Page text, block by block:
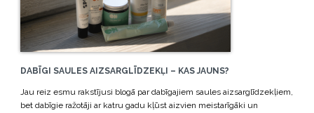
DABĪGI SAULES AIZSARGLĪDZEKĻI – KAS JAUNS?
Jau reiz esmu rakstījusi blogā par dabīgajiem saules aizsarglīdzekļiem,
bet dabīgie ražotāji ar katru gadu kļūst aizvien meistarīgāki un